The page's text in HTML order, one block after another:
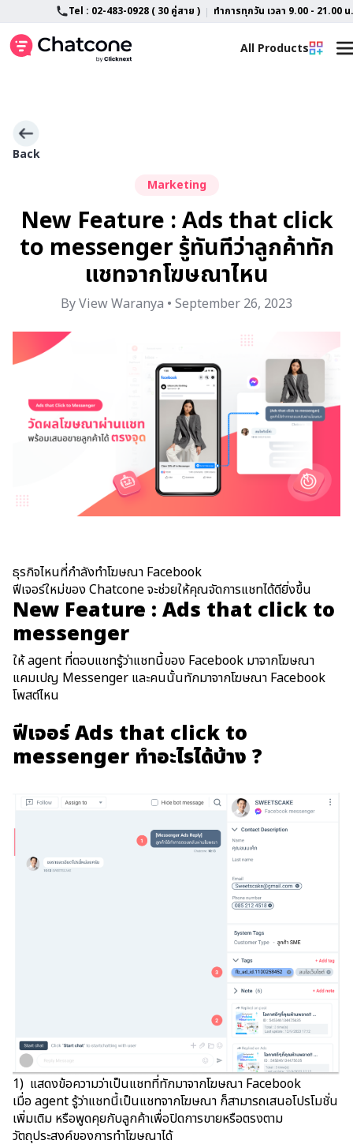
Tel : 02-483-0928 ( 30 คู่สาย ) ทำการทุกวัน เวลา 9.00 - 21.00 น.
SlipCheck
Campaign Tracking
TikTok Shop & TikTok Business
Lazada Chat
AI Solution
LINE OA Customization
Blog
FAQ
Contact
All Products
Back
Marketing
New Feature : Ads that click
to messenger รู้ทันทีว่าลูกค้าทัก
แชทจากโฆษณาไหน
By View Waranya • September 26, 2023
ธุรกิจไหนที่กำลังทำโฆษณา Facebook
ฟีเจอร์ใหม่ของ Chatcone จะช่วยให้คุณจัดการแชทได้ดียิ่งขึ้น
New Feature : Ads that click to
messenger
ให้ agent ที่ตอบแชทรู้ว่าแชทนี้ของ Facebook มาจากโฆษณา
แคมเปญ Messenger และคนนั้นทักมาจากโฆษณา Facebook
โพสต์ไหน
ฟีเจอร์ Ads that click to
messenger ทำอะไรได้บ้าง ?
1) แสดงข้อความว่าเป็นแชทที่ทักมาจากโฆษณา Facebook
เมื่อ agent รู้ว่าแชทนี้เป็นแชทจากโฆษณา ก็สามารถเสนอโปรโมชั่น
เพิ่มเติม หรือพูดคุยกับลูกค้าเพื่อปิดการขายหรือตรงตาม
วัตถุประสงค์ของการทำโฆษณาได้